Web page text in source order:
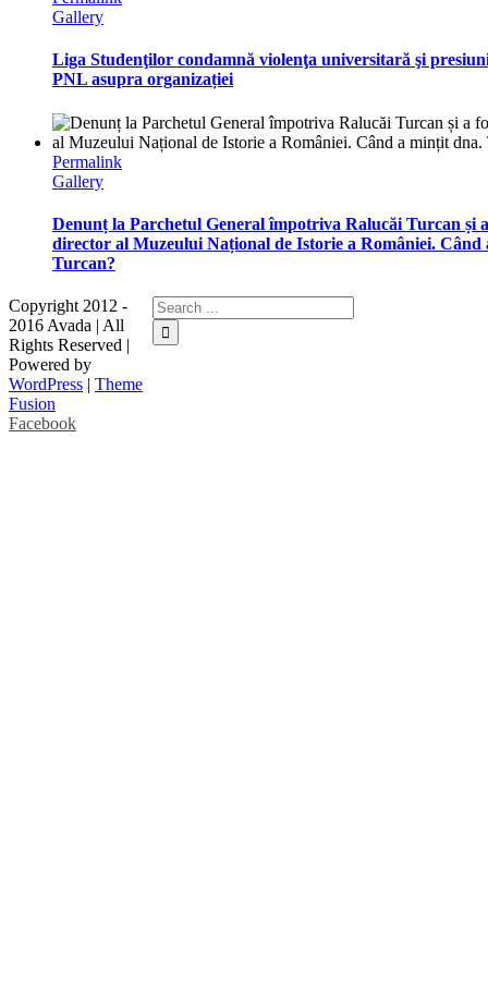
Gallery
Liga Studenţilor condamnă violenţa universitară şi
PNL asupra organizației
Permalink
Gallery
Denunț la Parchetul General împotriva Ralucăi Turcan și
director al Muzeului Național de Istorie a României. Când
Turcan?
Copyright 2012 -
2016 Avada | All
Rights Reserved |
Powered by
WordPress | Theme
Fusion
Facebook